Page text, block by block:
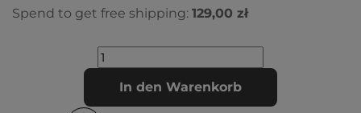
Spend to get free shipping: 129,00 zł
In den Warenkorb